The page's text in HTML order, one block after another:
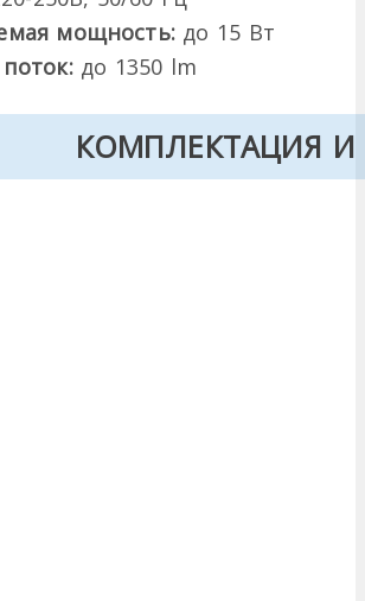
мощность: до 15 Вт
до 1350 lm
КОМПЛЕКТАЦИЯ